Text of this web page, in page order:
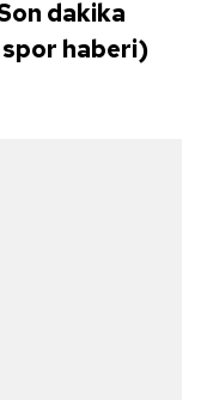
dakika
haberi)